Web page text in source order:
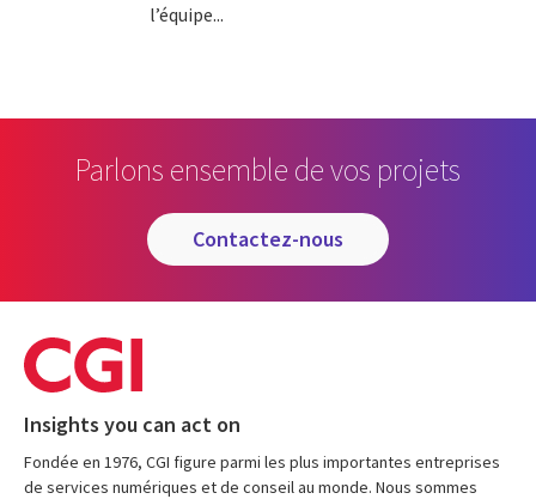
l’équipe...
Parlons ensemble de vos projets
contactez-nous
Insights you can act on
Fondée en 1976, CGI figure parmi les plus importantes entreprises
de services numériques et de conseil au monde. Nous sommes